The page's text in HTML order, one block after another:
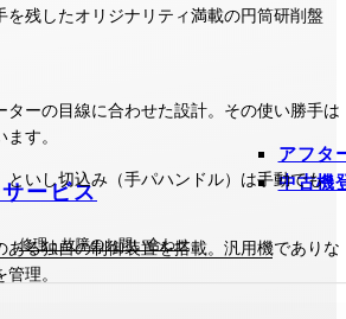
ービス
修理・故障のお問い合わせ
アフタ
中古機
を残したオリジナリティ満載の円筒研削盤
ターの目線に合わせた設計。その使い勝手は
す。
といし切込み（手パハンドル）は手動でも
ある独自の制御装置を搭載。汎用機でありな
理。